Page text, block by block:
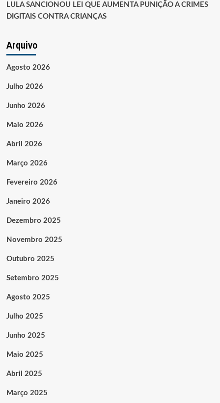
LULA SANCIONOU LEI QUE AUMENTA PUNIÇÃO A CRIMES
DIGITAIS CONTRA CRIANÇAS
Arquivo
Agosto 2026
Julho 2026
Junho 2026
Maio 2026
Abril 2026
Março 2026
Fevereiro 2026
Janeiro 2026
Dezembro 2025
Novembro 2025
Outubro 2025
Setembro 2025
Agosto 2025
Julho 2025
Junho 2025
Maio 2025
Abril 2025
Março 2025